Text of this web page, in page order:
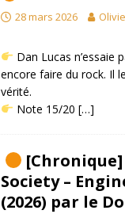
28 mars 2026
Dan Lucas n’essaie
encore faire du rock. Il
vérité.
​ Note 15/20 […]
Society –
(2026) par le